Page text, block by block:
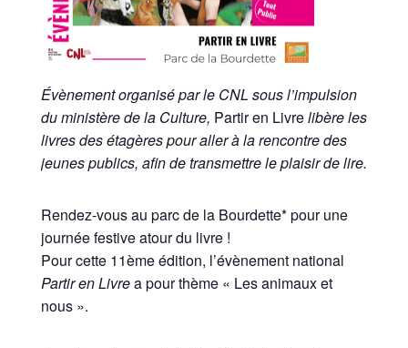
Évènement organisé par le CNL sous l’impulsion
du ministère de la Culture, Partir en Livrelibère les
livres des étagères pour aller à la rencontre des
jeunes publics, afin de transmettre le plaisir de lire.
Rendez-vous au parc de la Bourdette* pour une
journée festive atour du livre !
Pour cette 11ème édition, l’évènement national
Partir en Livrea pour thème « Les animaux et
nous ».